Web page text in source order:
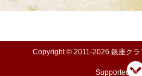
Copyright © 2011-2026 銀座クラ
Supported by